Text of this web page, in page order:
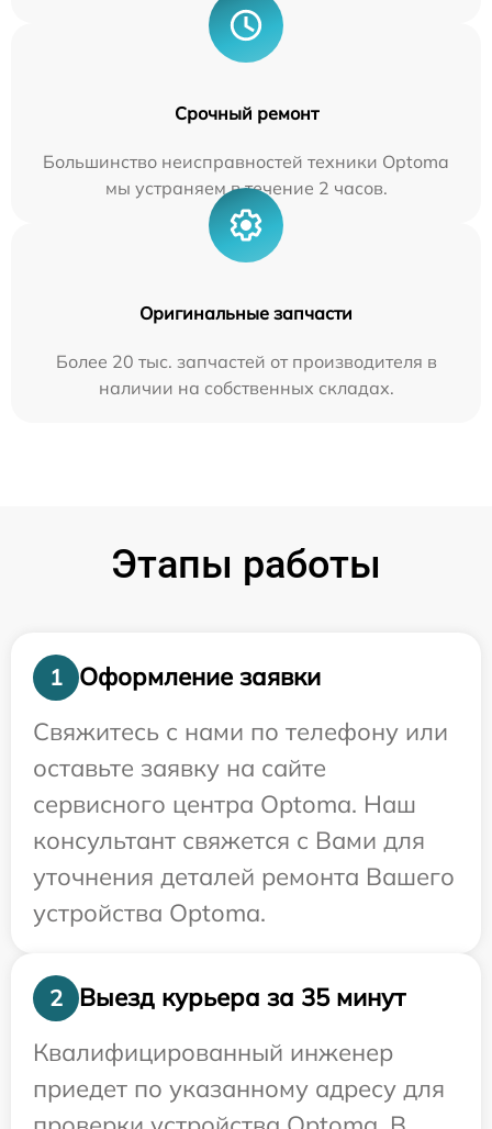
Срочный ремонт
Большинство неисправностей техники Optoma
мы устраняем в течение 2 часов.
Оригинальные запчасти
Более 20 тыс. запчастей от производителя в
наличии на собственных складах.
Этапы работы
1
Оформление заявки
Свяжитесь с нами по телефону или
оставьте заявку на сайте
сервисного центра Optoma. Наш
консультант свяжется с Вами для
уточнения деталей ремонта Вашего
устройства Optoma.
2
Выезд курьера за 35 минут
Квалифицированный инженер
приедет по указанному адресу для